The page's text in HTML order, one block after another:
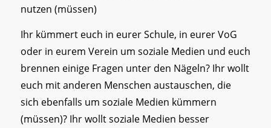
nutzen (müssen)
Ihr kümmert euch in eurer Schule, in eurer VoG
oder in eurem Verein um soziale Medien und euch
brennen einige Fragen unter den Nägeln? Ihr wollt
euch mit anderen Menschen austauschen, die
sich ebenfalls um soziale Medien kümmern
(müssen)? Ihr wollt soziale Medien besser